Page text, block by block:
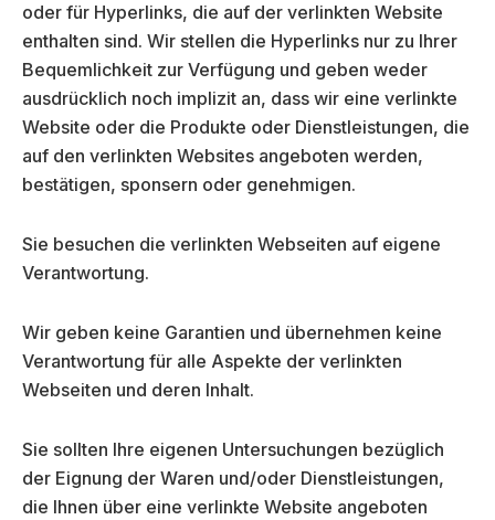
oder für Hyperlinks, die auf der verlinkten Website
enthalten sind. Wir stellen die Hyperlinks nur zu Ihrer
Bequemlichkeit zur Verfügung und geben weder
ausdrücklich noch implizit an, dass wir eine verlinkte
Website oder die Produkte oder Dienstleistungen, die
auf den verlinkten Websites angeboten werden,
bestätigen, sponsern oder genehmigen.
Sie besuchen die verlinkten Webseiten auf eigene
Verantwortung.
Wir geben keine Garantien und übernehmen keine
Verantwortung für alle Aspekte der verlinkten
Webseiten und deren Inhalt.
Sie sollten Ihre eigenen Untersuchungen bezüglich
der Eignung der Waren und/oder Dienstleistungen,
die Ihnen über eine verlinkte Website angeboten